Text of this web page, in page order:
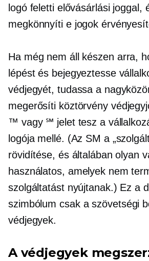
logó feletti elővásárlási joggal,
megkönnyíti e jogok
Ha még nem áll készen arra,
lépést és bejegyeztesse
védjegyét, tudassa a
megerősíti köztörvény
™ vagy ℠ jelet tesz a
logója mellé. (Az SM a
rövidítése, és általában olyan
használatos, amelyek nem
szolgáltatást nyújtanak.) Ez a
szimbólum csak aszövetségi
védjegyek.
A védjegyek